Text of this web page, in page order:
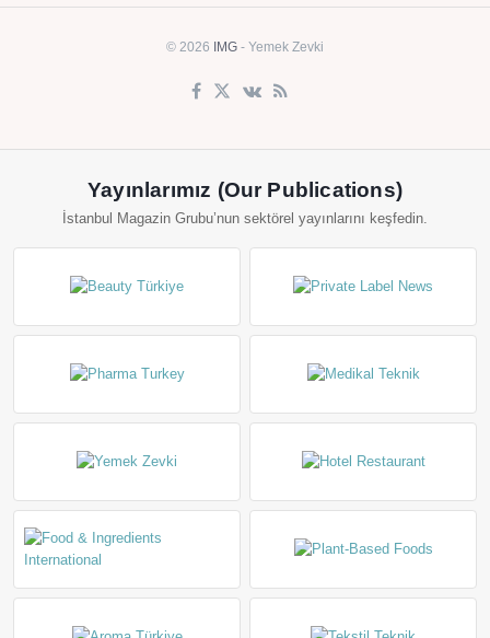
© 2026 IMG - Yemek Zevki
Yayınlarımız (Our Publications)
İstanbul Magazin Grubu’nun sektörel yayınlarını keşfedin.